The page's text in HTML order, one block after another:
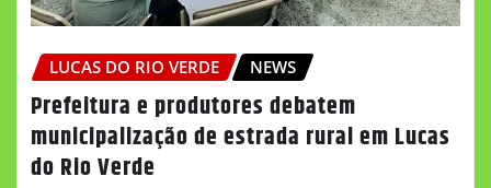
LUCAS DO RIO VERDE NEWS
Prefeitura e produtores debatem
municipalização de estrada rural em Lucas
do Rio Verde